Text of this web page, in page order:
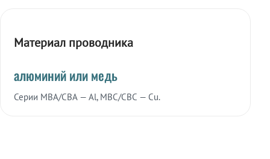
Материал проводника
алюминий или медь
Серии МВА/СВА — Al, МВС/СВС — Cu.